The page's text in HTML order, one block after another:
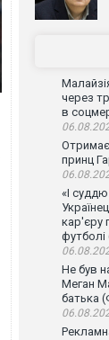
через
в
Отримає
принц
«І
кар'єру
футболі
Не був
Меган
батька